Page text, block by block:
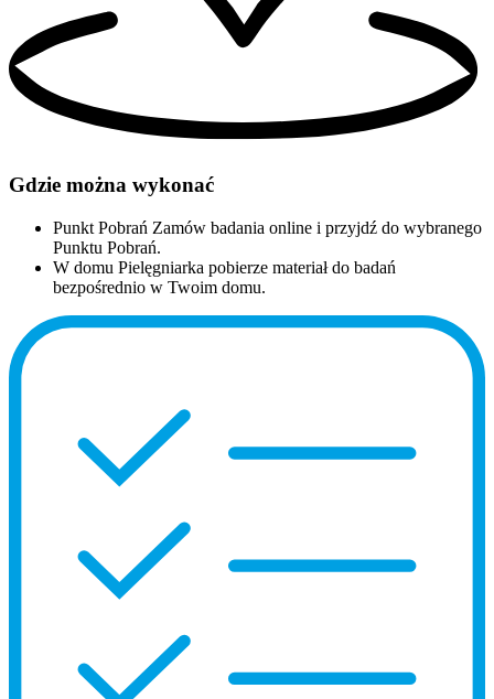
Gdzie można wykonać
Punkt Pobrań Zamów badania online i przyjdź do wybranego
Punktu Pobrań.
W domu Pielęgniarka pobierze materiał do badań
bezpośrednio w Twoim domu.